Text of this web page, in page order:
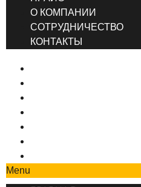
О КОМПАНИИ
СОТРУДНИЧЕСТВО
КОНТАКТЫ
Menu